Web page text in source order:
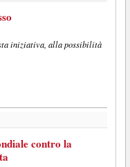
iniziativa, alla possibilità
contro la